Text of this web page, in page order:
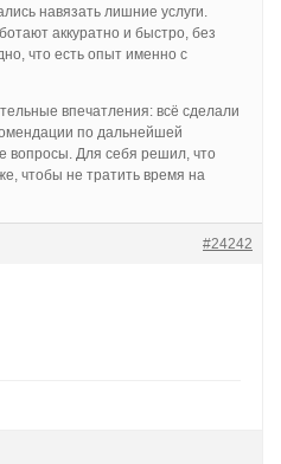
навязать лишние услуги.
аккуратно и быстро, без
что есть опыт именно с
впечатления: всё сделали
по дальнейшей
вопросы. Для себя решил, что
чтобы не тратить время на
#24242